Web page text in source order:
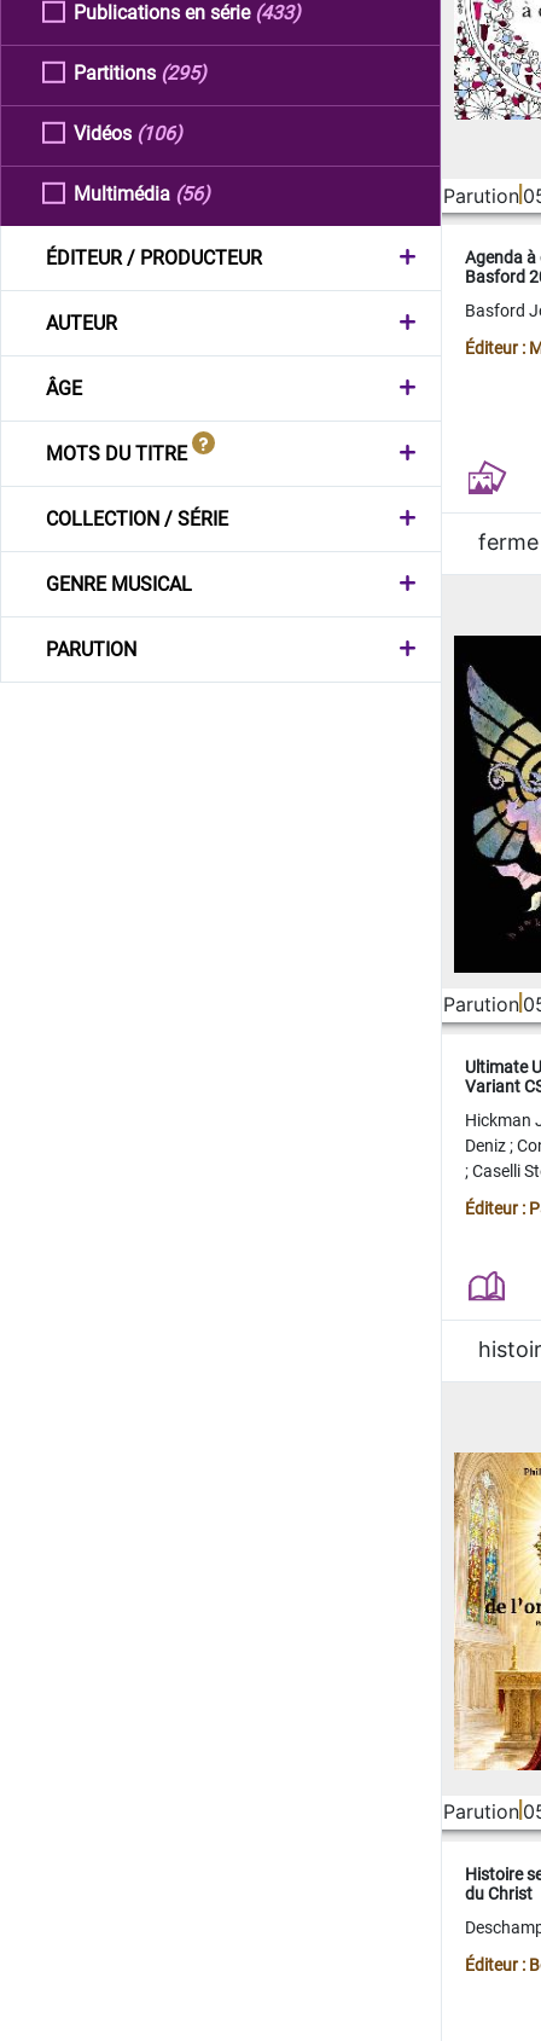
Publications en série (433)
Partitions (295)
Vidéos (106)
Multimédia (56)
ÉDITEUR / PRODUCTEUR
AUTEUR
ÂGE
MOTS DU TITRE
COLLECTION / SÉRIE
GENRE MUSICAL
PARUTION
Parution
Agenda
Basford
Basford
Éditeur :
ferme
Parution
Ultimate
Variant
Hickman
Deniz;
;Caselli
Juan
Éditeur :
Parution
Histoire
du Christ
Éditeur :